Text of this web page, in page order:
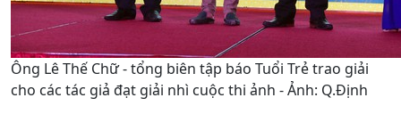
Ông Lê Thế Chữ - tổng biên tập báo Tuổi Trẻ trao giải
cho các tác giả đạt giải nhì cuộc thi ảnh - Ảnh: Q.Định